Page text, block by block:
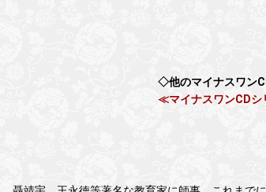
◇他のマイナスワン
≪マイナスワンCDシ